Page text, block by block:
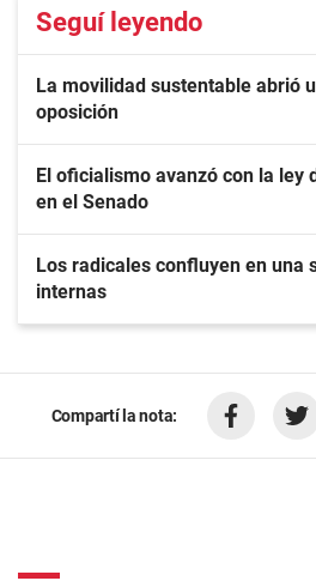
Seguí leyendo
La movilidad sustentable abrió
oposición
El oficialismo avanzó con la ley
en el Senado
Los radicales confluyen en una
internas
Compartí la nota: